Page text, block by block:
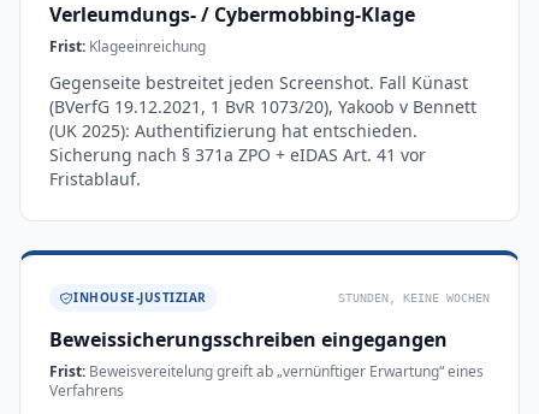
Verleumdungs- / Cybermobbing-Klage
Frist: Klageeinreichung
Gegenseite bestreitet jeden Screenshot. Fall Künast
(BVerfG 19.12.2021, 1 BvR 1073/20), Yakoob v Bennett
(UK 2025): Authentifizierung hat entschieden.
Sicherung nach § 371a ZPO + eIDAS Art. 41 vor
Fristablauf.
INHOUSE-JUSTIZIAR STUNDEN, KEINE WOCHEN
Beweissicherungsschreiben eingegangen
Frist: Beweisvereitelung greift ab „vernünftiger Erwartung“ eines
Verfahrens